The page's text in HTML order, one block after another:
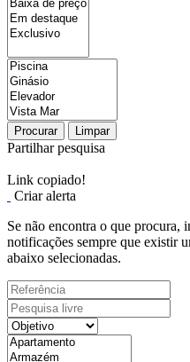
Procurar Limpar
Partilhar pesquisa
Link copiado!
Criar alerta
Se não encontra o que procura,
notificações sempre que existir
abaixo selecionadas.